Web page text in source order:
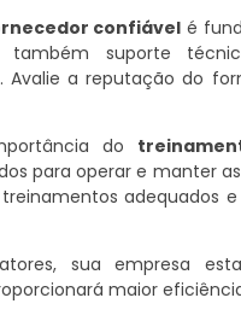
confiável é
também suporte
a reputação do
do
para operar e manter
adequados
sua empresa
maior